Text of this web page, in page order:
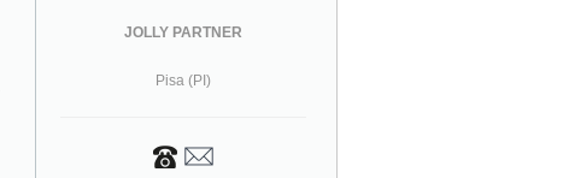
JOLLY PARTNER
Pisa (PI)